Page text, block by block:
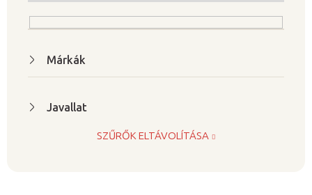
Márkák
Javallat
SZŰRŐK ELTÁVOLÍTÁSA